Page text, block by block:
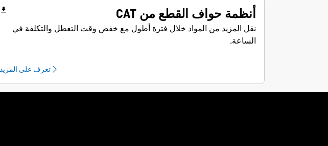
أنظمة حواف القطع من CAT file_download
نقل المزيد من المواد خلال فترة أطول مع خفض وقت التعطل والتكلفة في
الساعة.
تعرف على المزيد